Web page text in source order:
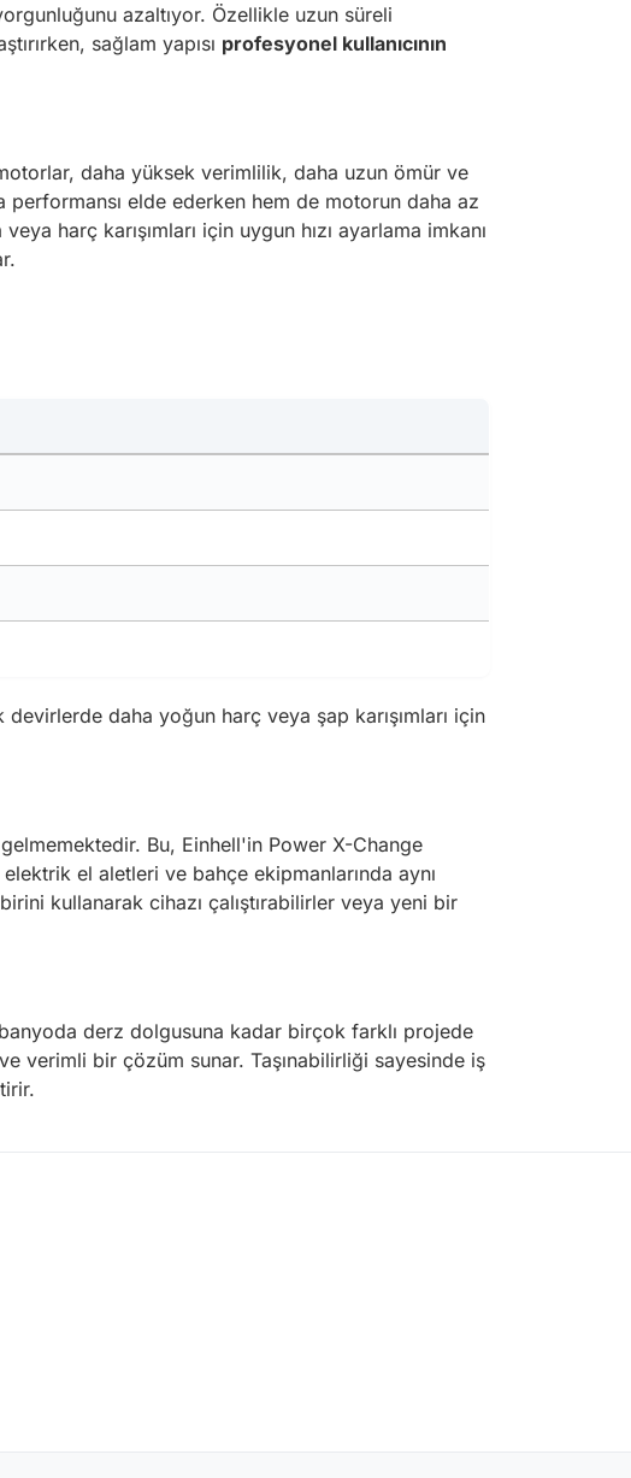
azaltıyor. Özellikle uzun süreli
sağlam yapısı profesyonel kullanıcının
motorlar, daha yüksek verimlilik, daha uzun ömür ve
performansı elde ederken hem de motorun daha az
harç karışımları için uygun hızı ayarlama imkanı
daha yoğun harç veya şap karışımları için
Bu, Einhell'in Power X-Change
el aletleri ve bahçe ekipmanlarında aynı
kullanarak cihazı çalıştırabilirler veya yeni bir
banyoda derz dolgusuna kadar birçok farklı projede
verimli bir çözüm sunar. Taşınabilirliği sayesinde iş